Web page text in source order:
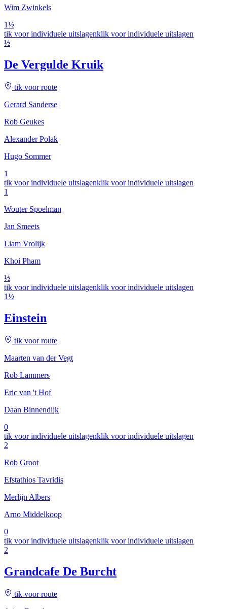
Wim Zwinkels
1½
tik voor individuele uitslagenklik voor individuele uitslagen
½
De Vergulde Kruik
tik voor route
Gerard Sanderse
Rob Geukes
Alexander Polak
Hugo Sommer
1
tik voor individuele uitslagenklik voor individuele uitslagen
1
Wouter Spoelman
Jan Smeets
Liam Vrolijk
Khoi Pham
½
tik voor individuele uitslagenklik voor individuele uitslagen
1½
Einstein
tik voor route
Maarten van der Vegt
Rob Lammers
Eric van 't Hof
Daan Binnendijk
0
tik voor individuele uitslagenklik voor individuele uitslagen
2
Rob Groot
Efstathios Tavridis
Merlijn Albers
Arno Middelkoop
0
tik voor individuele uitslagenklik voor individuele uitslagen
2
Grandcafe De Burcht
tik voor route